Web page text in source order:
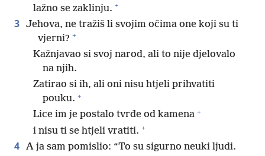
lažno se zaklinju. +
3 Jehova, ne tražiš li svojim očima one koji su ti
vjerni? +
Kažnjavao si svoj narod, ali to nije djelovalo
na njih.
Zatirao si ih, ali oni nisu htjeli prihvatiti
pouku. +
Lice im je postalo tvrđe od kamena +
i nisu ti se htjeli vratiti. +
4 A ja sam pomislio: “To su sigurno neuki ljudi.